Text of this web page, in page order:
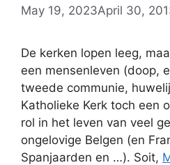
May 19, 2023April 30,
De kerken lopen leeg,
een mensenleven (doop,
tweede communie,
Katholieke Kerk toch een
rol in het leven van veel
ongelovige Belgen (en
Spanjaarden en …). Soit,